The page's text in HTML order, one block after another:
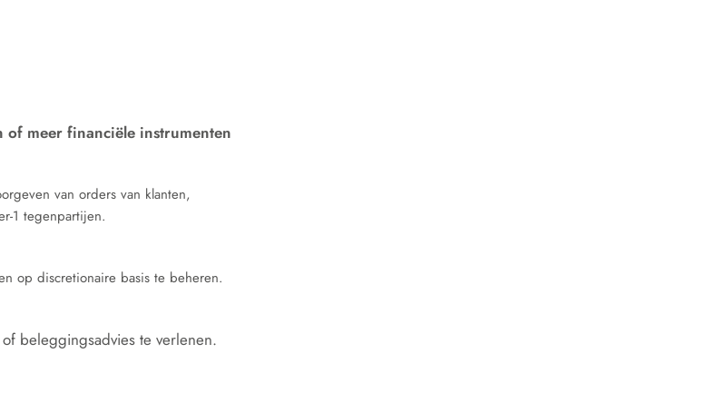
meer financiële instrumenten
van orders van klanten,
1 tegenpartijen.
op discretionaire basis te beheren.
beleggingsadvies te verlenen.